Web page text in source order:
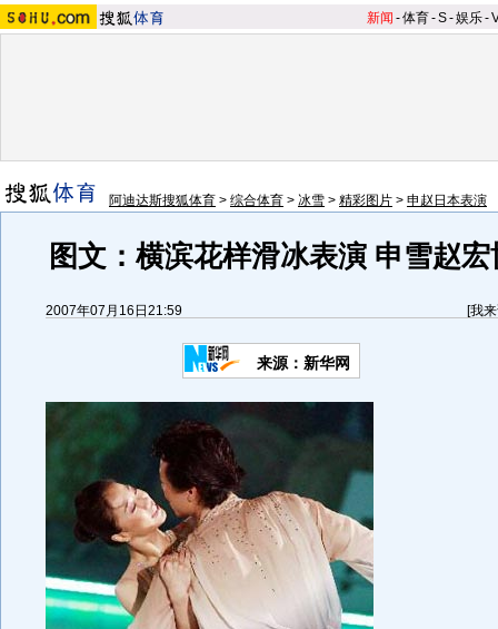
新闻 -体育-S-娱乐-
阿迪达斯搜狐体育 > 综合体育 > 冰雪 > 精彩图片 > 申赵日本表演
图文：横滨花样滑冰表演 申雪赵
2007年07月16日21:59 [我
来源：新华网